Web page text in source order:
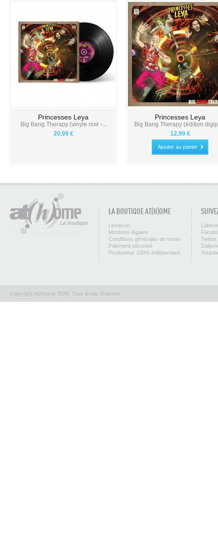
Princesses Leya
Big Bang Therapy (vinyle noir -...
20,99 €
Princesses Leya
Big Bang Therapy (édition
12,99 €
Ajouter au panier
LA BOUTIQUE AT(H)OME
Livraison
Mentions légales
Conditions générales de vente
Paiement sécurisé
Producteur 100% indépendant
Label
Twitter
Copyright At(h)ome 2026. Tous droits réservés